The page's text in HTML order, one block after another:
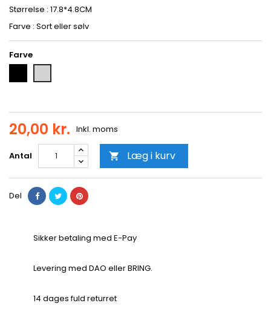
Størrelse : 17.8*4.8CM
Farve : Sort eller sølv
Farve
20,00 kr. Inkl. moms
Antal  Læg i kurv
Del
Sikker betaling med E-Pay
Levering med DAO eller BRING.
14 dages fuld returret